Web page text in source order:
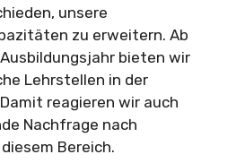
unsere
zu erweitern. Ab
bieten wir
Lehrstellen in der
reagieren wir auch
Nachfrage nach
Bereich.